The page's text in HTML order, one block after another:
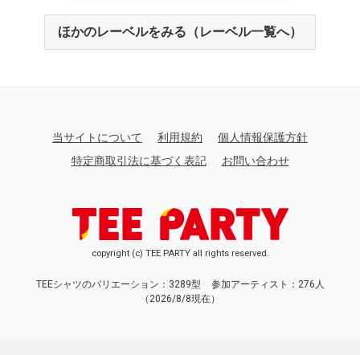
ほかのレーベルをみる（レーベル一覧へ）
当サイトについて 利用規約
個人情報保護方針
特定商取引法に基づく表記
お問い合わせ
copyright (c) TEE PARTY all rights reserved.
TEEシャツのバリエーション：3289型
参加アーティスト：276人
（2026/8/8現在）